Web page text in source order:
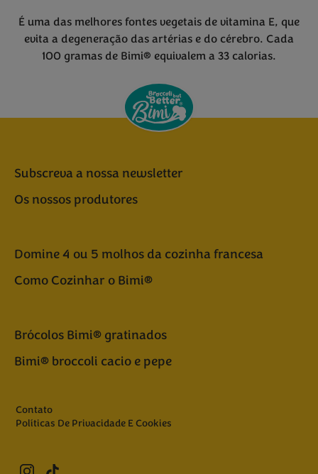
É uma das melhores fontes vegetais de vitamina E, que
evita a degeneração das artérias e do cérebro. Cada
100 gramas de Bimi® equivalem a 33 calorias.
Subscreva a nossa newsletter
Os nossos produtores
Domine 4 ou 5 molhos da cozinha francesa
Como Cozinhar o Bimi®
Brócolos Bimi® gratinados
Bimi® broccoli cacio e pepe
Contato
Políticas De Privacidade E Cookies